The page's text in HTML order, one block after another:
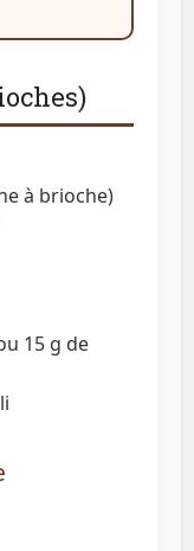
à brioche)
15 g de